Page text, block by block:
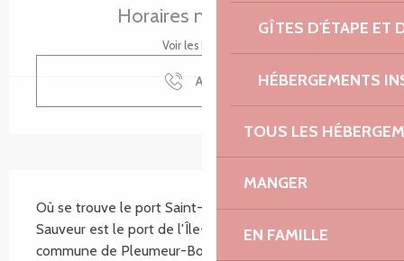
GÎTES D'ÉTAPE ET
HÉBERGEMENTS
TOUS LES
MANGER
EN FAMILLE
Horaires non définis
Voir les horaires
Appeler
Où se trouve le port Saint-Sauveur ? Le port Saint-
Sauveur est le port de l'Île-Grande, située sur la
commune de Pleumeur-Bodou, dans les Côtes-